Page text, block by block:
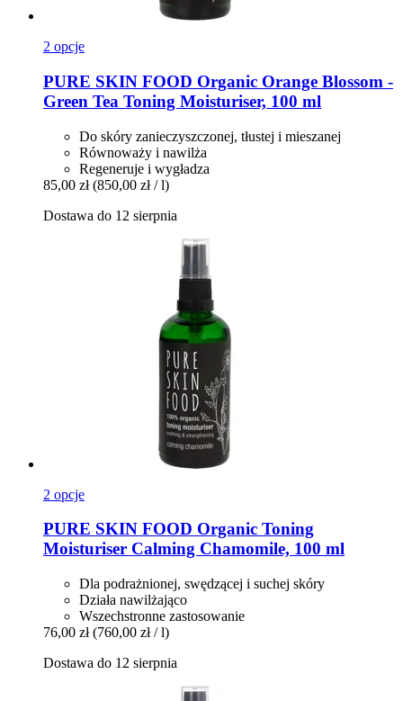
2 opcje
PURE SKIN FOOD Organic Orange Blossom -​
Green Tea Toning Moisturiser, 100 ml
Do skóry zanieczyszczonej, tłustej i mieszanej
Równoważy i nawilża
Regeneruje i wygładza
85,00 zł (850,00 zł / l)
Dostawa do 12 sierpnia
2 opcje
PURE SKIN FOOD Organic Toning
Moisturiser Calming Chamomile, 100 ml
Dla podrażnionej, swędzącej i suchej skóry
Działa nawilżająco
Wszechstronne zastosowanie
76,00 zł (760,00 zł / l)
Dostawa do 12 sierpnia